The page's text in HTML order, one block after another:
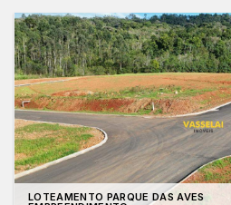
LOTEAMENTO PARQUE DAS AVES